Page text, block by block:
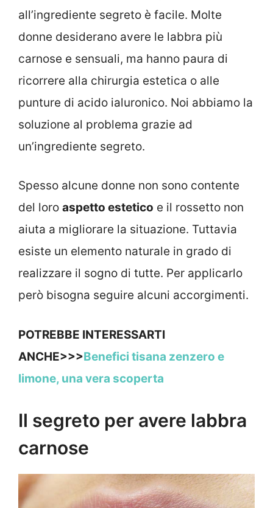
all’ingrediente segreto è facile. Molte
donne desiderano avere le labbra più
carnose e sensuali, ma hanno paura di
ricorrere alla chirurgia estetica o alle
punture di acido ialuronico. Noi abbiamo la
soluzione al problema grazie ad
un’ingrediente segreto.
Spesso alcune donne non sono contente
del loro aspetto estetico e il rossetto non
aiuta a migliorare la situazione. Tuttavia
esiste un elemento naturale in grado di
realizzare il sogno di tutte. Per applicarlo
però bisogna seguire alcuni accorgimenti.
POTREBBE INTERESSARTI
ANCHE>>>Benefici tisana zenzero e
limone, una vera scoperta
Il segreto per avere labbra
carnose